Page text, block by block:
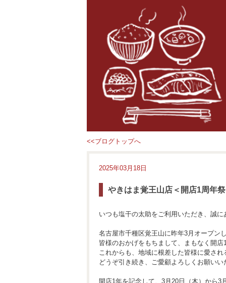
<<ブログトップへ
2025年03月18日
やきはま覚王山店＜開店1周年祭
いつも塩干の太助をご利用いただき、誠に
名古屋市千種区覚王山に昨年3月オープン
皆様のおかげをもちまして、まもなく開店
これからも、地域に根差した皆様に愛され
どうぞ引き続き、ご愛顧よろしくお願いい
開店1年を記念して、3月20日（木）から3